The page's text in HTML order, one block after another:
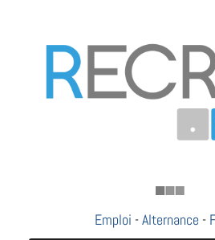
183
Emploi -Alternance -